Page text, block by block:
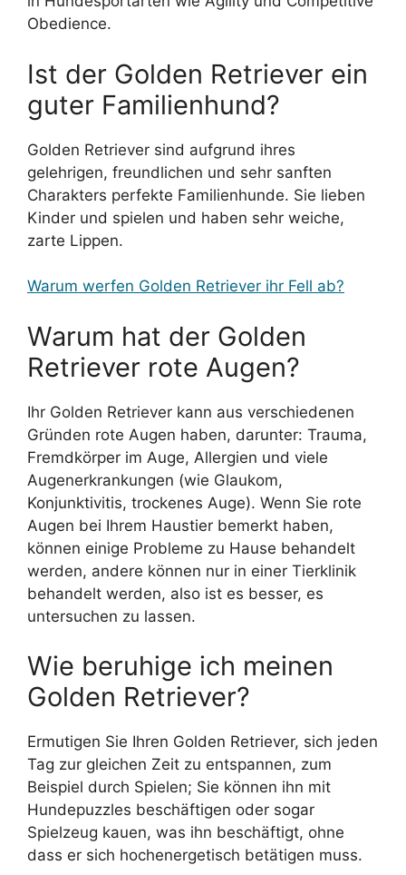
Obedience.
Ist der Golden Retriever ein
guter Familienhund?
Golden Retriever sind aufgrund ihres
gelehrigen, freundlichen und sehr sanften
Charakters perfekte Familienhunde. Sie lieben
Kinder und spielen und haben sehr weiche,
zarte Lippen.
Warum werfen Golden Retriever ihr Fell ab?
Warum hat der Golden
Retriever rote Augen?
Ihr Golden Retriever kann aus verschiedenen
Gründen rote Augen haben, darunter: Trauma,
Fremdkörper im Auge, Allergien und viele
Augenerkrankungen (wie Glaukom,
Konjunktivitis, trockenes Auge). Wenn Sie rote
Augen bei Ihrem Haustier bemerkt haben,
können einige Probleme zu Hause behandelt
werden, andere können nur in einer Tierklinik
behandelt werden, also ist es besser, es
untersuchen zu lassen.
Wie beruhige ich meinen
Golden Retriever?
Ermutigen Sie Ihren Golden Retriever, sich jeden
Tag zur gleichen Zeit zu entspannen, zum
Beispiel durch Spielen; Sie können ihn mit
Hundepuzzles beschäftigen oder sogar
Spielzeug kauen, was ihn beschäftigt, ohne
dass er sich hochenergetisch betätigen muss.